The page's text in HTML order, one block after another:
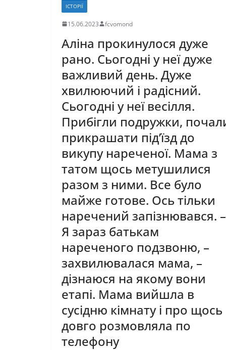
ІСТОРІЇ
15.06.2023 fcvomond
Аліна прокинулося дуже
рано. Сьогодні у неї дуже
важливий день. Дуже
хвилюючий і радісний.
Сьогодні у неї весілля.
Прибігли подружки,
прикрашати під’їзд до
викупу нареченої. Мама з
татом щось метушилися
разом з ними. Все було
майже готове. Ось тільки
наречений запізнювався. –
Я зараз батькам
нареченого подзвоню, –
захвилювалася мама, –
дізнаюся на якому вони
етапі. Мама вийшла в
сусідню кімнату і про щось
довго розмовляла по
телефону